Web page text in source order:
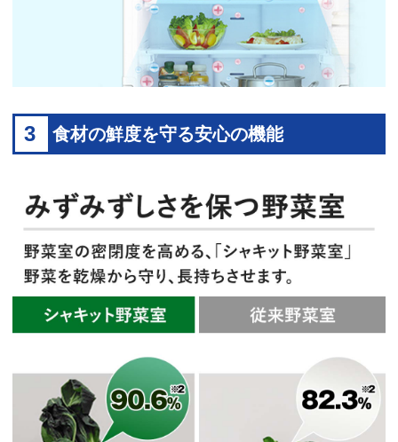
3 食材の鮮度を守る安心の機能